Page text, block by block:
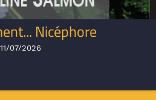
Nicéphore
11/07/2026